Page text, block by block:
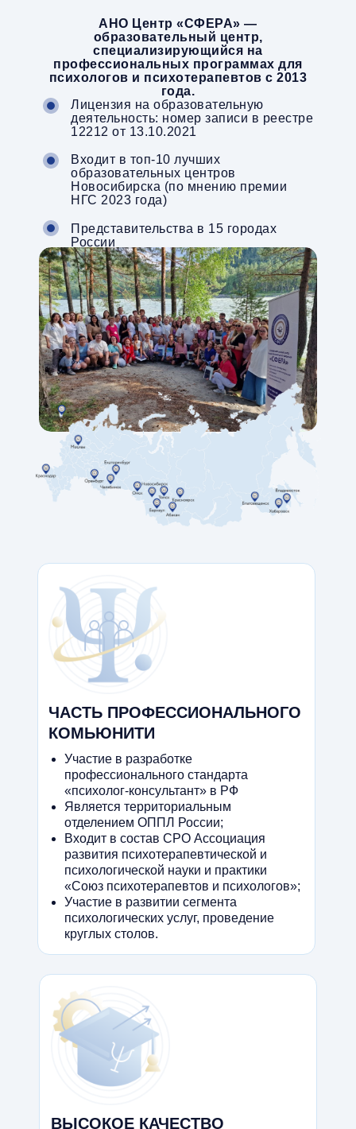
Представительства в 15 городах
России
Лицензия на образовательную
деятельность: номер записи в реестре
12212 от 13.10.2021
Входит в топ-10 лучших
образовательных центров
Новосибирска (по мнению премии
НГС 2023 года)
АНО Центр «СФЕРА» —
образовательный центр,
специализирующийся на
профессиональных программах для
психологов и психотерапевтов c 2013
года.
ВЫСОКОЕ КАЧЕСТВО
Участие в разработке
профессионального стандарта
«психолог-консультант» в РФ
Является территориальным
отделением ОППЛ России;
Входит в состав СРО Ассоциация
развития психотерапевтической и
психологической науки и практики
«Союз психотерапевтов и психологов»;
Участие в развитии сегмента
психологических услуг, проведение
круглых столов.
ЧАСТЬ ПРОФЕССИОНАЛЬНОГО
КОМЬЮНИТИ